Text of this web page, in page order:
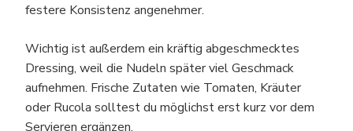
festere Konsistenz angenehmer.
Wichtig ist außerdem ein kräftig abgeschmecktes
Dressing, weil die Nudeln später viel Geschmack
aufnehmen. Frische Zutaten wie Tomaten, Kräuter
oder Rucola solltest du möglichst erst kurz vor dem
Servieren ergänzen.